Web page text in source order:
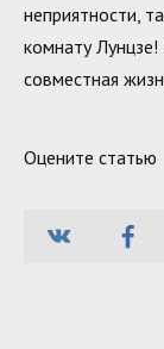
неприятности,
комнату Лунцзе!
совместная
Оцените статью